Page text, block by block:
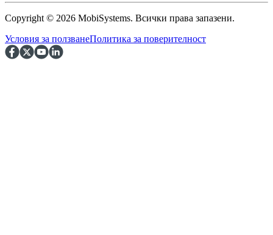
Copyright © 2026 MobiSystems. Всички права запазени.
Условия за ползванеПолитика за поверителност